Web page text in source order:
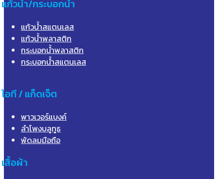
แก้วน้ำ/กระบอกน้ำ
แก้วน้ำสแตนเลส
แก้วน้ำพลาสติก
กระบอกน้ำพลาสติก
กระบอกน้ำสแตนเลส
ไอที / แก็ดเจ็ต
พาวเวอร์แบงค์
ลำโพงบลูทูธ
พัดลมมือถือ
เสื้อผ้า